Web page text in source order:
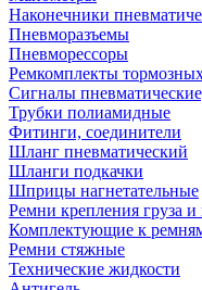
Наконечники
Пневморазъемы
Пневморессоры
Ремкомплекты
Сигналы
Трубки полиамидные
Фитинги, соединители
Шланг пневматический
Шланги подкачки
Шприцы нагнетательные
Ремни крепления груза
Комплектующие к
Ремни стяжные
Технические жидкости